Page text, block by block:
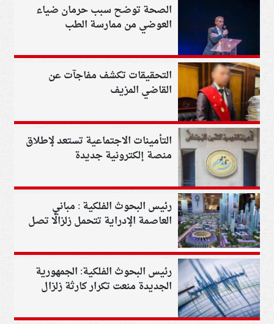
الصحة توضح سبب حرمان ضياء
العوضي من ممارسة الطب
التحقيقات تكشف مفاجآت عن
القاضي المزيف
التأمينات الاجتماعية تستعد لإطلاق
منصة إلكترونية جديدة
رئيس البحوث الفلكية : مباني
العاصمة الإدراية تتحمل زلزالًا تصل
رئيس البحوث الفلكية: الجمهورية
الجديدة منعت تكرار كارثة زلزال